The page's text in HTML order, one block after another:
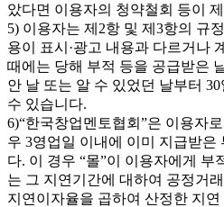
았다면 이용자의 청약철회 등이
5) 이용자는 제2항 및 제3항의 규
용이 표시·광고 내용과 다르거나
때에는 당해 부적 등을 공급받은
안 날 또는 알 수 있었던 날부터
수 있습니다.
6)“한국창업멘토협회”은 이용자
우 3영업일 이내에 이미 지급받은
다. 이 경우 “몰”이 이용자에게 부
는 그 지연기간에 대하여 공정거
지연이자율을 곱하여 산정한 지